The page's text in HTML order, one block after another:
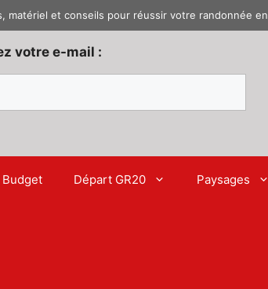
matériel et conseils pour réussir votre randonnée en
votre e-mail :
Budget Départ GR20 Paysages